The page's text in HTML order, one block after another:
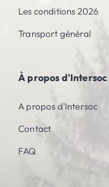
Les conditions 2026
Transport général
À propos d'Intersoc
A propos d'Intersoc
Contact
FAQ